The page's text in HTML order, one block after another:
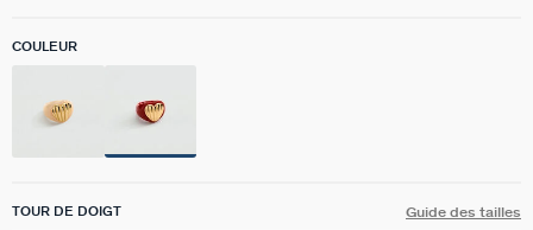
COULEUR
TOUR DE DOIGT Guide des tailles